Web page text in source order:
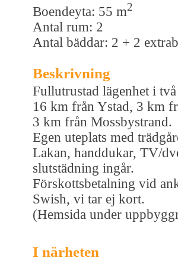
Boendeyta: 55 m2
Antal rum: 2
Antal bäddar: 2 + 2
Beskrivning
Fullutrustad lägenhet i
16 km från Ystad, 3 km
3 km från Mossbystrand.
Egen uteplats med
Lakan, handdukar, TV/
slutstädning ingår.
Förskottsbetalning vid
Swish, vi tar ej kort.
(Hemsida under
I närheten